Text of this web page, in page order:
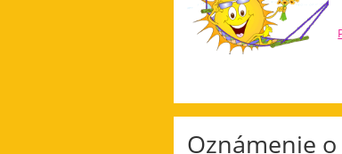
Oznámenie